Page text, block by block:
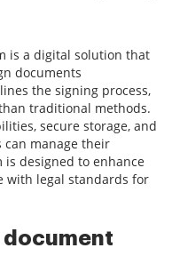
is a digital solution that
documents
the signing process,
traditional methods.
secure storage, and
can manage their
is designed to enhance
with legal standards for
document